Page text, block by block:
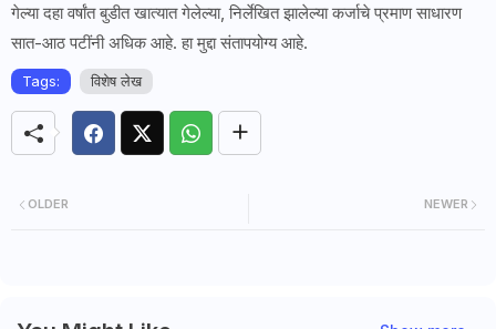
गेल्या दहा वर्षांत बुडीत खात्यात गेलेल्या, निर्लेखित झालेल्या कर्जाचे प्रमाण साधारण
सात-आठ पटींनी अधिक आहे. हा मुद्दा संतापयोग्य आहे.
Tags: विशेष लेख
NEWER
OLDER